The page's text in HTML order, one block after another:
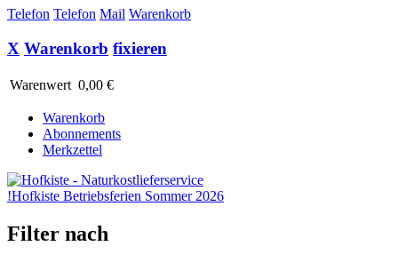
Telefon Telefon Mail Warenkorb
X Warenkorb fixieren
Warenwert 0,00 €
Warenkorb
Abonnements
Merkzettel
!Hofkiste Betriebsferien Sommer 2026
Filter nach